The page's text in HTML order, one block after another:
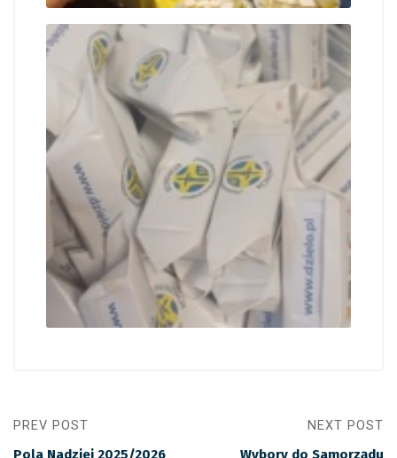
PREV POST NEXT POST